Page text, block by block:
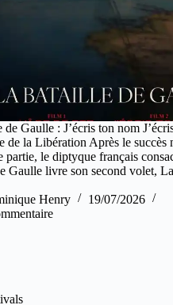
Gaulle : J’écris ton nom
de la Libération Après le succès
partie, le diptyque français
Gaulle livre son second volet,
Henry
19/07/2026